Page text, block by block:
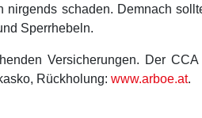
schaden. Demnach
Sperrhebeln.
Versicherungen. Der
Rückholung: www.arboe.at.